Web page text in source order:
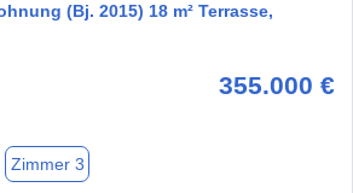
(Bj. 2015) 18 m² Terrasse,
355.000 €
Zimmer 3